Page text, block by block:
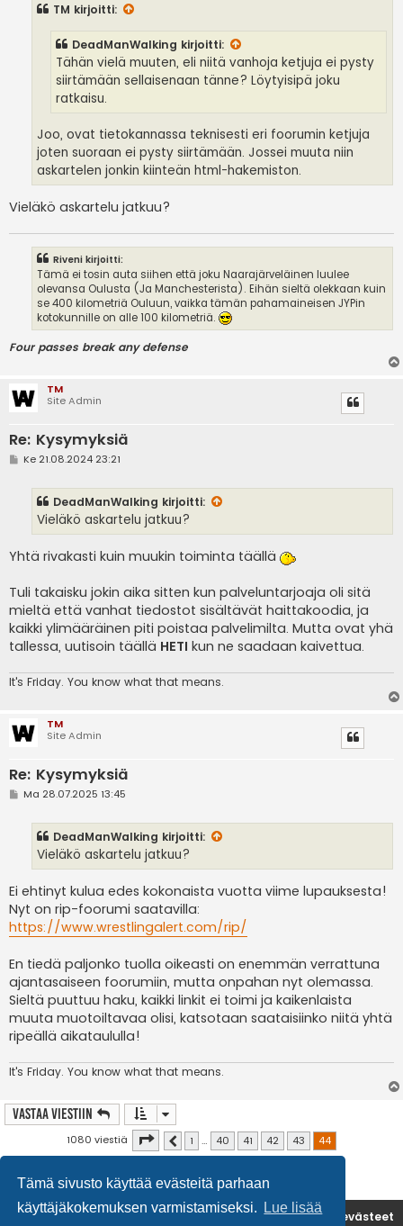
Tämä sivusto käyttää evästeitä parhaan
käyttäjäkokemuksen varmistamiseksi.
Lue lisää
TM kirjoitti:
DeadManWalking kirjoitti:
Tähän vielä muuten, eli niitä vanhoja ketjuja ei pysty
siirtämään sellaisenaan tänne? Löytyisipä joku
ratkaisu.
Joo, ovat tietokannassa teknisesti eri foorumin ketjuja
joten suoraan ei pysty siirtämään. Jossei muuta niin
askartelen jonkin kiinteän html-hakemiston.
Vieläkö askartelu jatkuu?
Riveni kirjoitti:
Tämä ei tosin auta siihen että joku Naarajärveläinen luulee
olevansa Oulusta (Ja Manchesterista). Eihän sieltä olekkaan kuin
se 400 kilometriä Ouluun, vaikka tämän pahamaineisen JYPin
kotokunnille on alle 100 kilometriä.
Four passes break any defense
TM
Site Admin
Re: Kysymyksiä
VKe 21.08.2024 23:21
DeadManWalking kirjoitti:
Vieläkö askartelu jatkuu?
Yhtä rivakasti kuin muukin toiminta täällä
Tuli takaisku jokin aika sitten kun palveluntarjoaja oli sitä
mieltä että vanhat tiedostot sisältävät haittakoodia, ja
kaikki ylimääräinen piti poistaa palvelimilta. Mutta ovat yhä
tallessa, uutisoin täällä HETI kun ne saadaan kaivettua.
It's Friday. You know what that means.
TM
Site Admin
Re: Kysymyksiä
VMa 28.07.2025 13:45
DeadManWalking kirjoitti:
Vieläkö askartelu jatkuu?
Ei ehtinyt kulua edes kokonaista vuotta viime lupauksesta!
Nyt on rip-foorumi saatavilla:
https://www.wrestlingalert.com/rip/
En tiedä paljonko tuolla oikeasti on enemmän verrattuna
ajantasaiseen foorumiin, mutta onpahan nyt olemassa.
Sieltä puuttuu haku, kaikki linkit ei toimi ja kaikenlaista
muuta muotoiltavaa olisi, katsotaan saataisiinko niitä yhtä
ripeällä aikataululla!
It's Friday. You know what that means.
Vastaa Viestiin
1080 viestiä Sivu 44Edellinen
1 … 40 41 42 43 44
Etusivu Poista evästeet